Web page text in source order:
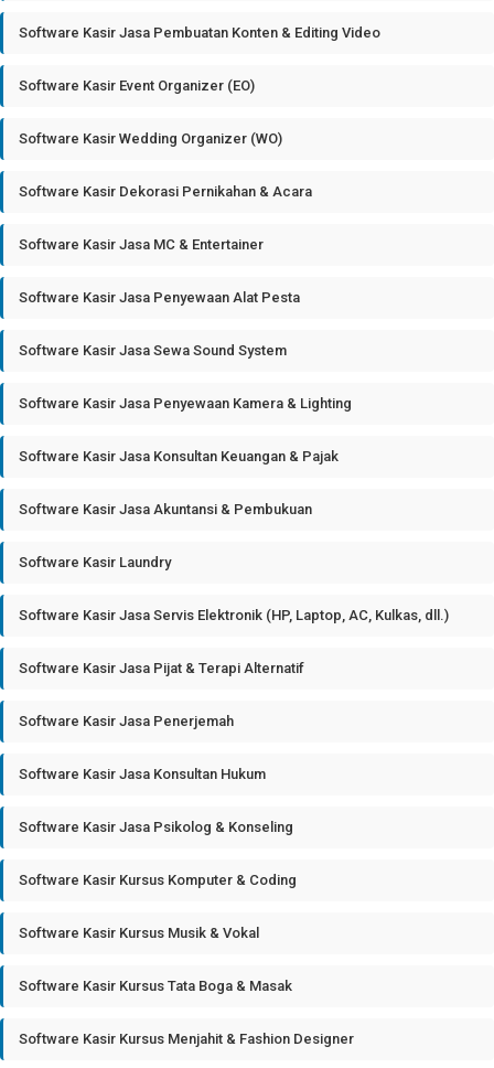
Software Kasir Jasa Pembuatan Konten & Editing Video
Software Kasir Event Organizer (EO)
Software Kasir Wedding Organizer (WO)
Software Kasir Dekorasi Pernikahan & Acara
Software Kasir Jasa MC & Entertainer
Software Kasir Jasa Penyewaan Alat Pesta
Software Kasir Jasa Sewa Sound System
Software Kasir Jasa Penyewaan Kamera & Lighting
Software Kasir Jasa Konsultan Keuangan & Pajak
Software Kasir Jasa Akuntansi & Pembukuan
Software Kasir Laundry
Software Kasir Jasa Servis Elektronik (HP, Laptop, AC, Kulkas, dll.)
Software Kasir Jasa Pijat & Terapi Alternatif
Software Kasir Jasa Penerjemah
Software Kasir Jasa Konsultan Hukum
Software Kasir Jasa Psikolog & Konseling
Software Kasir Kursus Komputer & Coding
Software Kasir Kursus Musik & Vokal
Software Kasir Kursus Tata Boga & Masak
Software Kasir Kursus Menjahit & Fashion Designer